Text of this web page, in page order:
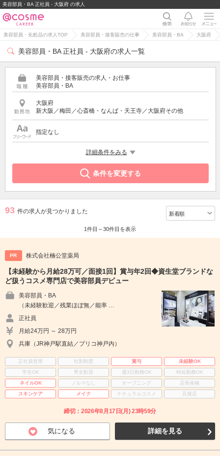
美容部員・BA 正社員 - 大阪府 の求人
美容部員・化粧品の求人TOP 美容部員・接客販売の仕事 美容部員・BA 大阪府
美容部員・BA 正社員 - 大阪府の求人一覧
美容部員・接客販売の求人・お仕事
美容部員・BA
大阪府
新大阪／梅田／心斎橋・なんば・天王寺／大阪府その他
指定なし
詳細条件をみる
条件を変更する
93 件の求人が見つかりました
1件目～30件目を表示
PR 株式会社楠公堂薬局
【未経験から月給28万可／面接1回】賞与年2回◆資生堂ブランドな
ど扱うコスメ専門店で美容部員デビュー
美容部員・BA
（未経験歓迎／残業ほぼ無／能率 …
正社員
月給24万円 ～ 28万円
兵庫（JR神戸駅直結／プリコ神戸内）
正社員登用 社割制度 賞与
未経験OK
学生OK
男女歓迎 週3日勤務OK
時短勤務OK
ネイルOK
ノルマなし オープニング
店長候補
スキンケア
メイク ナチュラルコスメ 百貨店
締切：2026年8月17日(月) 23時59分
気になる 詳細を見る